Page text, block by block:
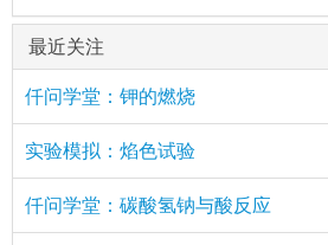
最近关注
仟问学堂：钾的燃烧
实验模拟：焰色试验
仟问学堂：碳酸氢钠与酸反应